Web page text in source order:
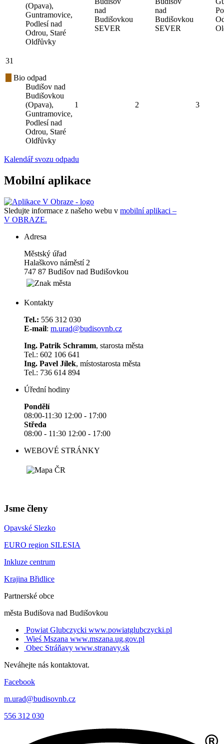
(Opava),
Guntramovice,
Podlesí nad
Odrou, Staré
Oldřůvky
nad
Budišovkou
SEVER
nad
Budišovkou
SEVER
31
Bio odpad
Budišov nad
Budišovkou
(Opava),
Guntramovice,
Podlesí nad
Odrou, Staré
Oldřůvky
1 2 3
Kalendář svozu odpadu
Mobilní aplikace
Sledujte informace z našeho webu v mobilní aplikaci –
V OBRAZE.
Adresa
Městský úřad
Halaškovo náměstí 2
747 87 Budišov nad Budišovkou
Kontakty
Tel.: 556 312 030
E-mail: m.urad@budisovnb.cz
Ing. Patrik Schramm, starosta města
Tel.: 602 106 641
Ing. Pavel Jílek, místostarosta města
Tel.: 736 614 894
Úřední hodiny
Pondělí
08:00-11:30 12:00 - 17:00
Středa
08:00 - 11:30 12:00 - 17:00
WEBOVÉ STRÁNKY
Jsme členy
Opavské Slezko
EURO region SILESIA
Inkluze centrum
Krajina Břidlice
Partnerské obce
města Budišova nad Budišovkou
Powiat Glubczycki www.powiatglubczycki.pl
Wieś Mszana www.mszana.ug.gov.pl
Obec Stráňavy www.stranavy.sk
Neváhejte nás kontaktovat.
Facebook
m.urad@budisovnb.cz
556 312 030